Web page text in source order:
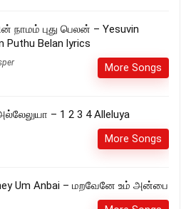
நாமம் புது பெலன் – Yesuvin
Puthu Belan lyrics
More Songs
– 1 2 3 4 Alleluya
More Songs
Um Anbai – மறவேனே உம் அன்பை